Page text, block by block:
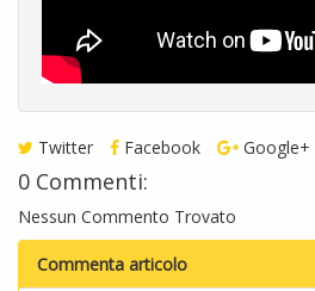
Twitter Facebook Google+
0 Commenti:
Nessun Commento Trovato
Commenta articolo